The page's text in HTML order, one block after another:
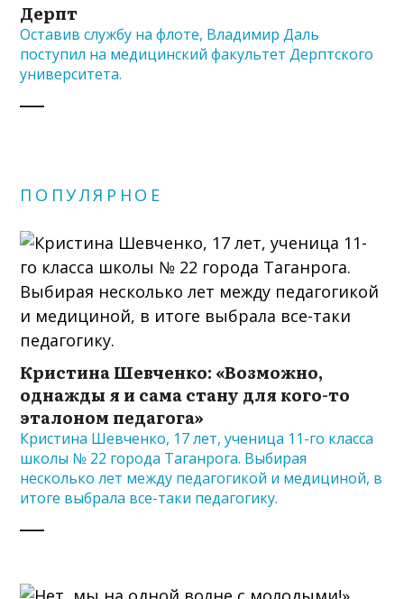
Дерпт
Оставив службу на флоте, Владимир Даль
поступил на медицинский факультет Дерптского
университета.
ПОПУЛЯРНОЕ
Кристина Шевченко: «Возможно,
однажды я и сама стану для кого-то
эталоном педагога»
Кристина Шевченко, 17 лет, ученица 11-го класса
школы № 22 города Таганрога. Выбирая
несколько лет между педагогикой и медициной, в
итоге выбрала все-таки педагогику.